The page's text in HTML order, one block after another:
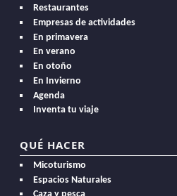
Restaurantes
Empresas de actividades
En primavera
En verano
En otoño
En Invierno
Agenda
Inventa tu viaje
QUÉ HACER
Micoturismo
Espacios Naturales